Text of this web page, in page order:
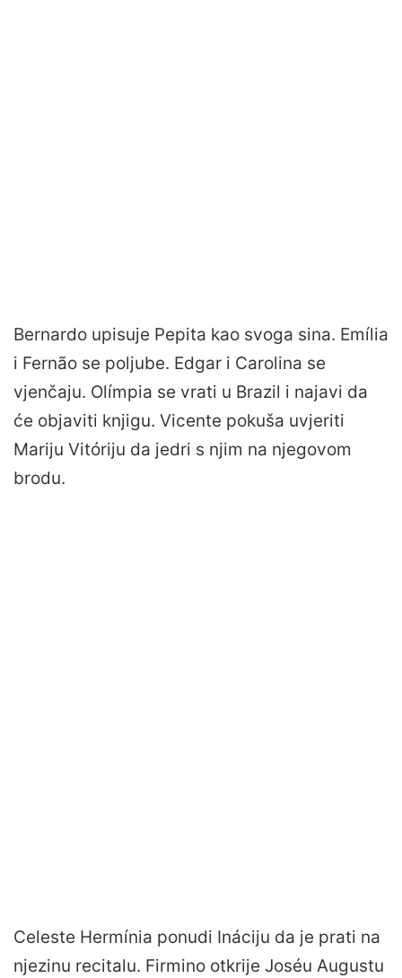
Bernardo upisuje Pepita kao svoga sina. Emília
i Fernão se poljube. Edgar i Carolina se
vjenčaju. Olímpia se vrati u Brazil i najavi da
će objaviti knjigu. Vicente pokuša uvjeriti
Mariju Vitóriju da jedri s njim na njegovom
brodu.
Celeste Hermínia ponudi Ináciju da je prati na
njezinu recitalu. Firmino otkrije Joséu Augustu